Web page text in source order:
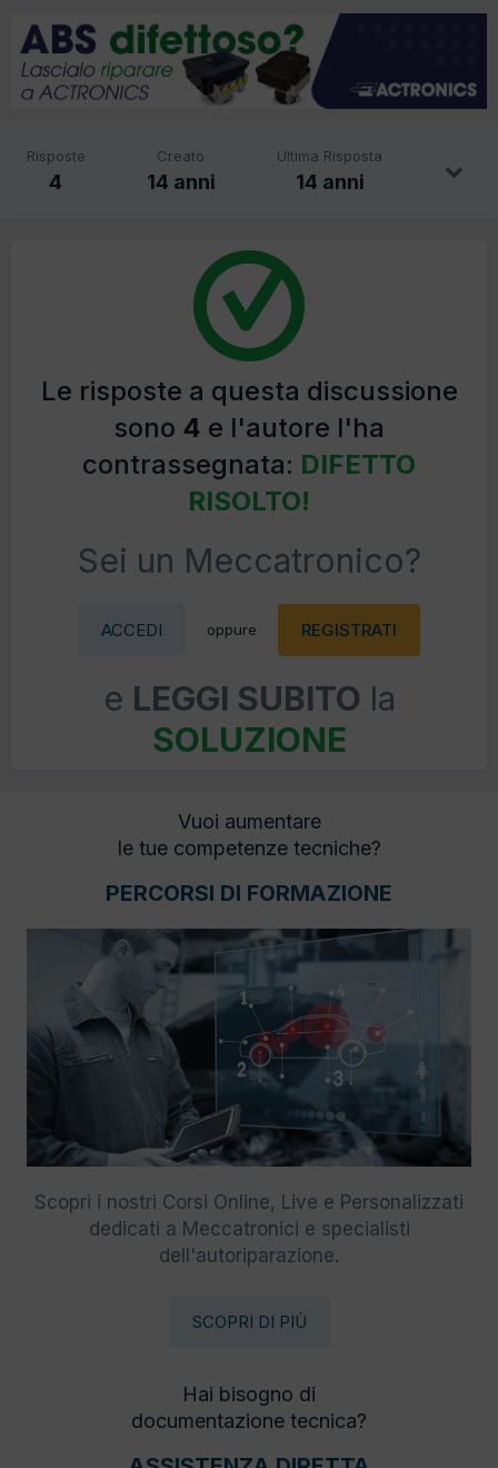
Risposte
4
Creato
14 anni
Ultima Risposta
14 anni
Le risposte a questa discussione
sono 4 e l'autore l'ha
contrassegnata: DIFETTO
RISOLTO!
Sei un Meccatronico?
ACCEDI oppure REGISTRATI
e LEGGI SUBITO la
SOLUZIONE
Vuoi aumentare
le tue competenze tecniche?
PERCORSI DI FORMAZIONE
Scopri i nostri Corsi Online, Live e Personalizzati
dedicati a Meccatronici e specialisti
dell'autoriparazione.
SCOPRI DI PIÙ
Hai bisogno di
documentazione tecnica?